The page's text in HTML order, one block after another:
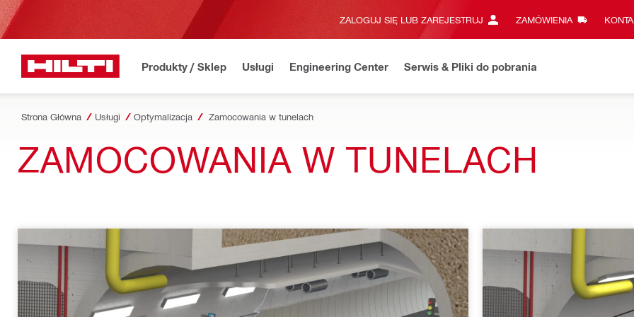
ZALOGUJ SIĘ LUB ZAREJESTRUJ ZAMÓWIENIA
Produkty / Sklep Usługi Engineering Center Serwis & Pliki do pobrania
Strona Główna Usługi Optymalizacja Zamocowania w tunelach
ZAMOCOWANIA W TUNELACH